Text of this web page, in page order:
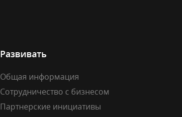
Развивать
Общая информация
Сотрудничество с бизнесом
Партнерские инициативы